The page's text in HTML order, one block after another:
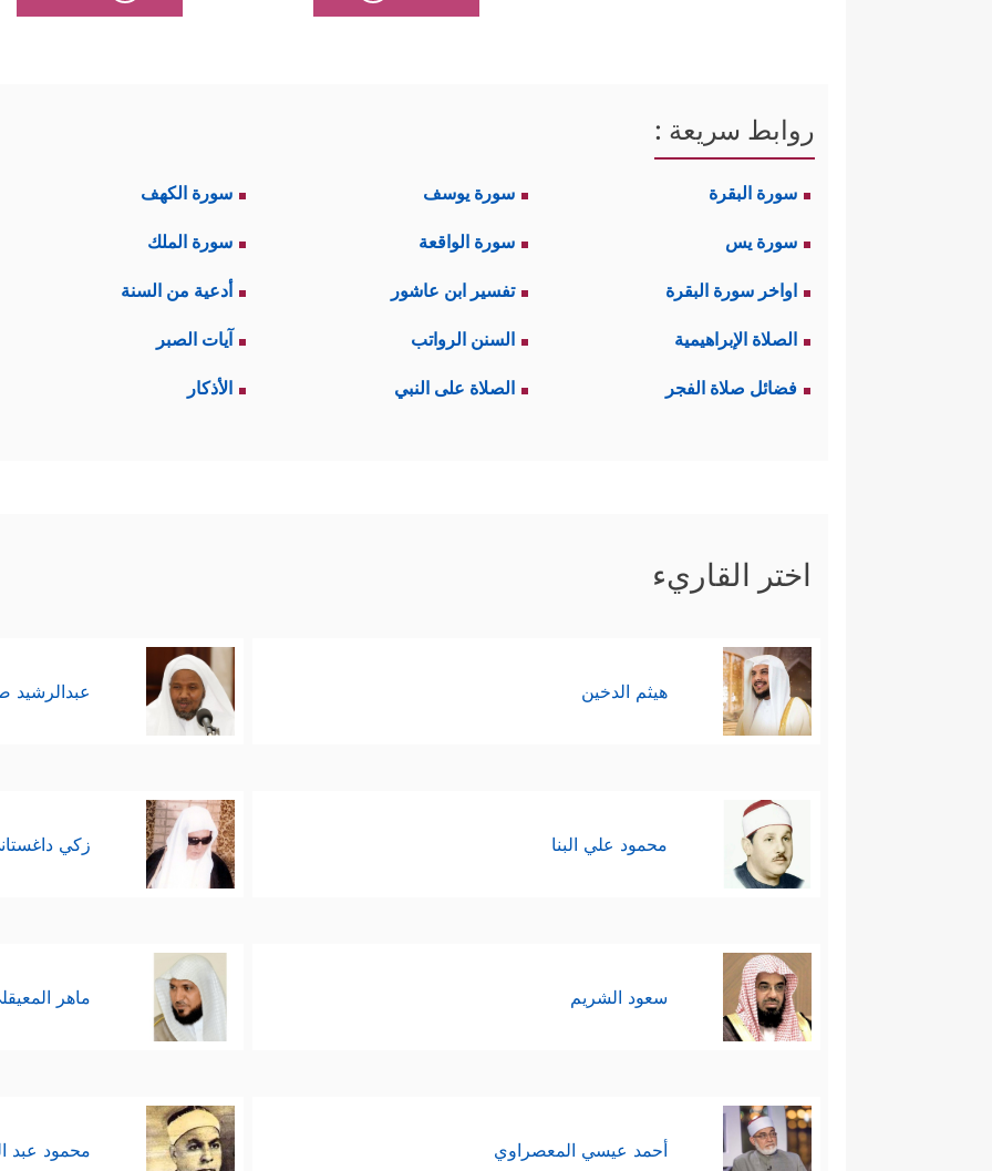
روابط سريعة :
سورة البقرة سورة يوسف سورة الكهف
سورة يس سورة الواقعة سورة الملك
اواخر سورة البقرة تفسير ابن عاشور أدعية من السنة
الصلاة الإبراهيمية السنن الرواتب آيات الصبر
فضائل صلاة الفجر الصلاة على النبي الأذكار
اختر القاريء
هيثم الدخين عبدالرشيد
محمود علي البنا زكي
سعود الشريم ماهر
أحمد عيسي المعصراوي محمود عبد